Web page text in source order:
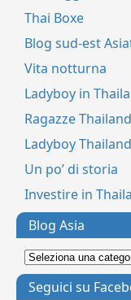
Thai Boxe
Blog sud-est
Vita notturna
Ladyboy in
Ragazze
Ladyboy
Un po’ di storia
Investire in
Blog Asia
Seguici su